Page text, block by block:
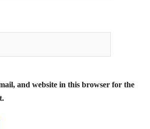
and website in this browser for the